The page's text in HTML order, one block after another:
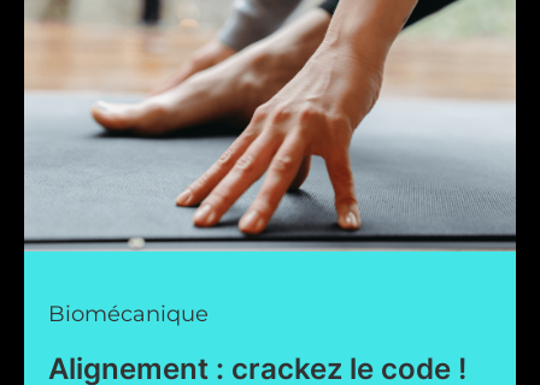
Biomécanique
Alignement : crackez le code !